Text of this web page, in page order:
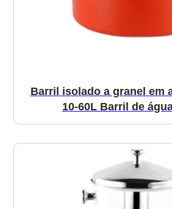
Barril isolado a granel em
10-60L Barril de